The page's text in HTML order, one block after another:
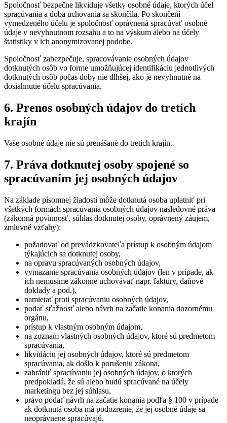
Spoločnosť bezpečne likviduje všetky osobné údaje, ktorých účel
spracúvania a doba uchovania sa skončila. Po skončení
vymedzeného účelu je spoločnosť oprávnená spracúvať osobné
údaje v nevyhnutnom rozsahu a to na výskum alebo na účely
štatistiky v ich anonymizovanej podobe.
Spoločnosť zabezpečuje, spracovávanie osobných údajov
dotknutých osôb vo forme umožňujúcej identifikáciu jednotlivých
dotknutých osôb počas doby nie dlhšej, ako je nevyhnutné na
dosiahnutie účelu spracúvania.
6. Prenos osobných údajov do tretích
krajín
Vaše osobné údaje nie sú prenášané do tretích krajín.
7. Práva dotknutej osoby spojené so
spracúvaním jej osobných údajov
Na základe písomnej žiadosti môže dotknutá osoba uplatniť pri
všetkých formách spracúvania osobných údajov nasledovné práva
(zákonná povinnosť, súhlas dotknutej osoby, oprávnený záujem,
zmluvné vzťahy):
požadovať od prevádzkovateľa prístup k osobným údajom
týkajúcich sa dotknutej osoby,
na opravu spracúvaných osobných údajov,
vymazanie spracúvania osobných údajov (len v prípade, ak
ich nemusíme zákonne uchovávať napr. faktúry, daňové
doklady a pod.),
namietať proti spracúvaniu osobných údajov,
podať sťažnosť alebo návrh na začatie konania dozornému
orgánu,
prístup k vlastným osobným údajom,
na zoznam vlastných osobných údajov, ktoré sú predmetom
spracúvania,
likvidáciu jej osobných údajov, ktoré sú predmetom
spracúvania, ak došlo k porušeniu zákona,
zabrániť spracúvaniu jej osobných údajov, o ktorých
predpokladá, že sú alebo budú spracúvané na účely
marketingu bez jej súhlasu,
právo podať návrh na začatie konania podľa § 100 v prípade
ak dotknutá osoba má podozrenie, že jej osobné údaje sa
neoprávnene spracúvajú.